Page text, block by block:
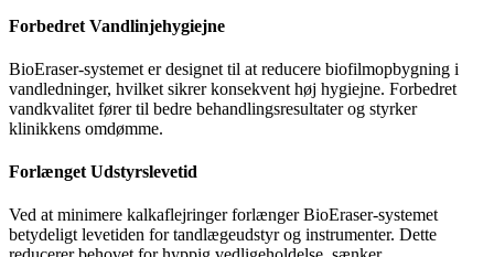
Forbedret Vandlinjehygiejne
BioEraser-systemet er designet til at reducere biofilmopbygning i
vandledninger, hvilket sikrer konsekvent høj hygiejne. Forbedret
vandkvalitet fører til bedre behandlingsresultater og styrker
klinikkens omdømme.
Forlænget Udstyrslevetid
Ved at minimere kalkaflejringer forlænger BioEraser-systemet
betydeligt levetiden for tandlægeudstyr og instrumenter. Dette